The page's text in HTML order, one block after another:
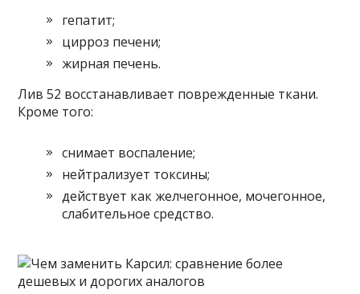
гепатит;
цирроз печени;
жирная печень.
Лив 52 восстанавливает поврежденные ткани.
Кроме того:
снимает воспаление;
нейтрализует токсины;
действует как желчегонное, мочегонное,
слабительное средство.